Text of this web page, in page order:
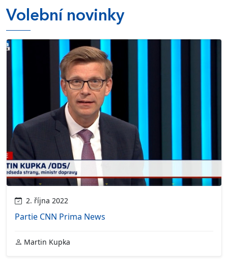
Volební novinky
2. října 2022
Partie CNN Prima News
Martin Kupka